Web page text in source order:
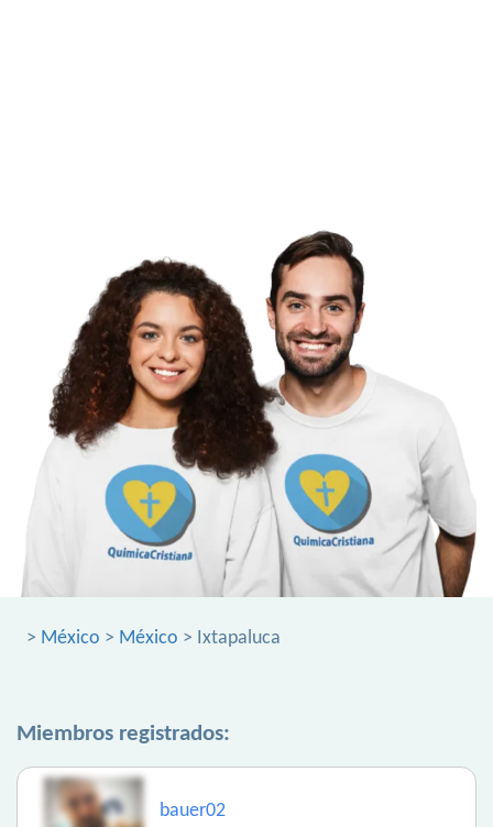
> México > México > Ixtapaluca
Miembros registrados:
bauer02